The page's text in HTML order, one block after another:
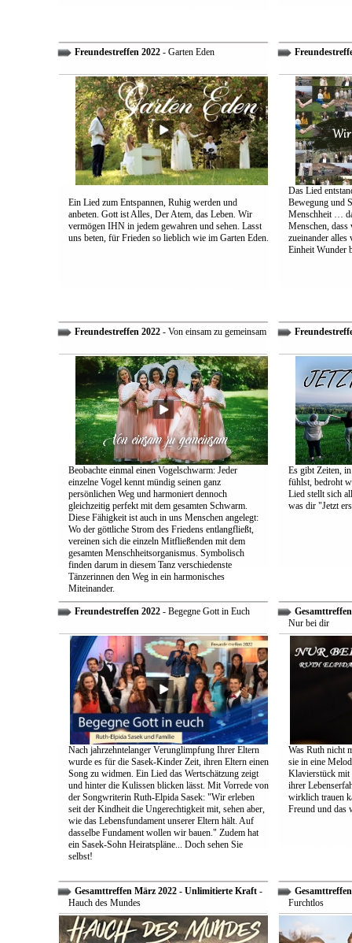
Freundestreffen 2022- Garten Eden
Ein Lied zum Entspannen, Ruhig werden und
anbeten. Gott ist Alles, Der Atem, das Leben. Wir
vermögen IHN in jedem gewahren und sehen. Lasst
uns beten, für Frieden so lieblich wie im Garten Eden.
Das Lied
Bewegung und
Menschheit …
Menschen,
zueinander alles
Einheit Wunder
Freundestreffen 2022- Von einsam zu gemeinsam
Beobachte einmal einen Vogelschwarm: Jeder
einzelne Vogel kennt mündig seinen ganz
persönlichen Weg und harmoniert dennoch
gleichzeitig perfekt mit dem gesamten Schwarm.
Diese Fähigkeit ist auch in uns Menschen angelegt:
Wo der göttliche Strom des Friedens entlangfließt,
vereinen sich die einzeln Mitfließenden mit dem
gesamten Menschheitsorganismus. Symbolisch
finden darum in diesem Tanz verschiedenste
Tänzerinnen den Weg in ein harmonisches
Miteinander.
Es gibt Zeiten,
fühlst, bedroht
Lied stellt sich
was dir "Jetzt
Freundestreffen 2022- Begegne Gott in Euch
Nach jahrzehntelanger Verunglimpfung Ihrer Eltern
wurde es für die Sasek-Kinder Zeit, ihren Eltern einen
Song zu widmen. Ein Lied das Wertschätzung zeigt
und hinter die Kulissen blicken lässt. Mit Vorrede von
der Songwriterin Ruth-Elpida Sasek: "Wir erleben
seit der Kindheit die Ungerechtigkeit mit, sehen aber,
wie das Lebensfundament unserer Eltern hält. Auf
dasselbe Fundament wollen wir bauen." Zudem hat
ein Sasek-Sohn Heiratspläne... Doch sehen Sie
selbst!
Nur bei dir
Was Ruth nicht
sie in eine
Klavierstück mit
ihrer
wirklich trauen
Freund und das
Gesamttreffen März 2022 - Unlimitierte Kraft -
Hauch des Mundes
Furchtlos